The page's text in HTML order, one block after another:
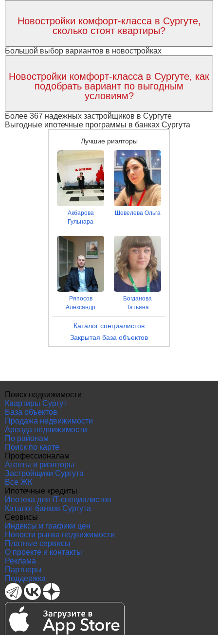
Новостройки комфорт-класса в Сургуте,
сколько стоят квартиры?
Большой выбор вариантов в новостройках
Новостройки комфорт-класса в Сургуте, как
подобрать вариант по выгодным
условиям?
Более 367 надежных застройщиков в Сургуте
Выгодные ипотечные программы в банках Сургута
Лучшие риэлторы
Акбарова
Гульнара
Шевелева Ольга
Ряпосов
Александр
Богданова
Татьяна
Каталог специалистов
Закрытая база объектов
Поиск недвижимости
Квартиры Сургут
База объектов
Продажа недвижимости
Аренда недвижимости
По районам
Поиск по карте
Профессионалам
Агенты и риэлторы
Застройщики Сургута
Все ЖК
Ипотечные кредиты
Ипотека для IT-специалистов
Каталог банков Сургута
Сервисы
Индексы и графики цен
Новости рынка недвижимости
Платные сервисы
О проекте и контакты
Реклама
Партнеры
Поддержка